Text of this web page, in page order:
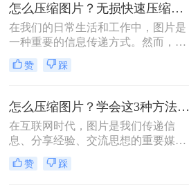
怎么压缩图片？无损快速压缩的2个方法！
在我们的日常生活和工作中，图片是
一种重要的信息传递方式。然而，有
时候图片的大小会成为问题，例如在
上传图片到网站、发送邮件或者将图
件可能会导致传输速度变慢或者存储
空间不足。因此，压缩图片成为了一
种必要的技巧。下面将介绍几种常用
的怎么压缩图片技巧。
赞 踩
怎么压缩图片？学会这3种方法照片随意压缩！
在互联网时代，图片是我们传递信
息、分享经验、交流思想的重要媒
介。然而，随着网络带宽和存储空间
的限制，以及优化网页加载速度的需
赞 踩